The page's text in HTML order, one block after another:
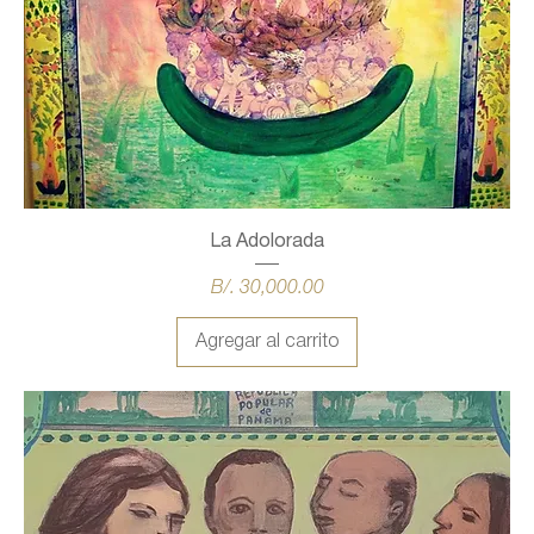
La Adolorada
Precio
B/. 30,000.00
Agregar al carrito